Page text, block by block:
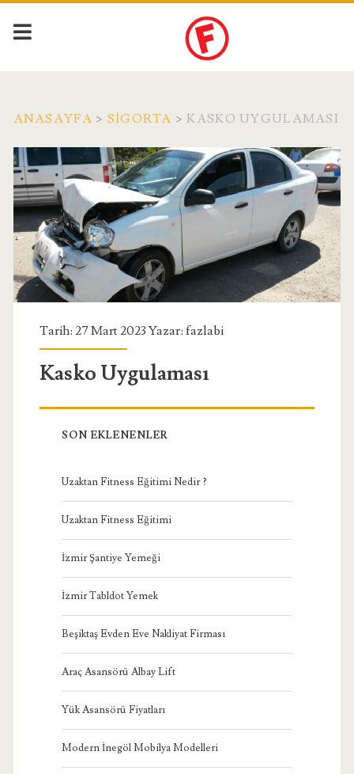
ANASAYFA > SIGORTA > KASKO UYGULAMASI
Tarih: 27 Mart 2023 Yazar: fazlabi
Kasko Uygulaması
SON EKLENENLER
Uzaktan Fitness Eğitimi Nedir ?
Uzaktan Fitness Eğitimi
İzmir Şantiye Yemeği
İzmir Tabldot Yemek
Beşiktaş Evden Eve Nakliyat Firması
Araç Asansörü Albay Lift
Yük Asansörü Fiyatları
Modern İnegöl Mobilya Modelleri